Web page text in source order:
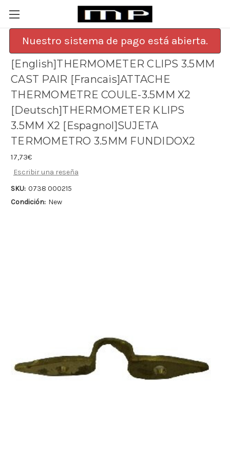
Nuestro sistema de pago está abierta.
[English]THERMOMETER CLIPS 3.5MM
CAST PAIR [Francais]ATTACHE
THERMOMETRE COULE-3.5MM X2
[Deutsch]THERMOMETER KLIPS
3.5MM X2 [Espagnol]SUJETA
TERMOMETRO 3.5MM FUNDIDOX2
17,73€
Escribir una reseña
SKU: 0738 000215
Condición: New